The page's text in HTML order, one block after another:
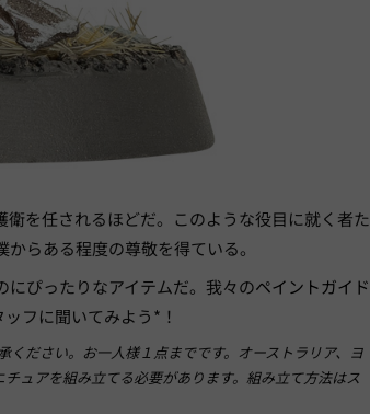
を任されるほどだ。このような役目に就く者た
らある程度の尊敬を得ている。
ぴったりなアイテムだ。我々のペイントガイド
フに聞いてみよう*！
ださい。お一人様１点までです。オーストラリア、ヨ
ュアを組み立てる必要があります。組み立て方法はス